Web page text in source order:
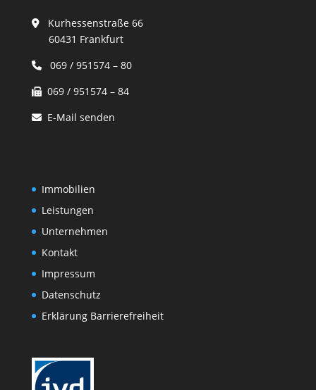
Kurhessenstraße 66
60431 Frankfurt
069 / 951574 – 80
069 / 951574 – 84
E-Mail senden
Immobilien
Leistungen
Unternehmen
Kontakt
Impressum
Datenschutz
Erklärung Barrierefreiheit